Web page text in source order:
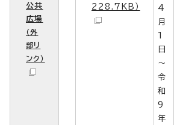
公共
広場
（外
部リ
ンク）
228.7KB）
4
月
1
日
～
令
和
9
年